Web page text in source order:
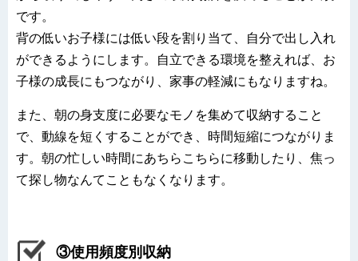
です。
背の低いお子様には低い段を割り当て、自分で出し入れ
ができるようにします。自立できる環境を整えれば、お
子様の成長にもつながり、家事の軽減にもなりますね。
また、朝の身支度に必要なモノを集めて収納すること
で、動線を短くすることができ、時間短縮につながりま
す。朝の忙しい時間にあちらこちらに移動したり、焦っ
て探し物なんてこともなくなります。
③使用頻度別収納